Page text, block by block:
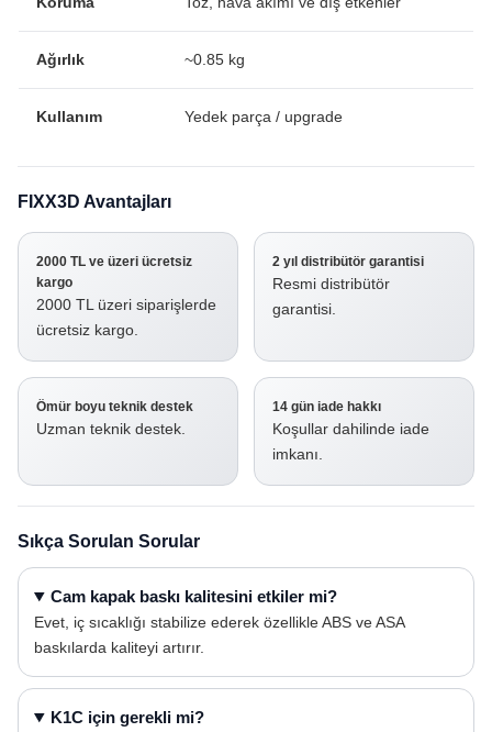
Ağırlık ~0.85 kg
Kullanım Yedek parça / upgrade
FIXX3D Avantajları
2000 TL ve üzeri ücretsiz
kargo
2000 TL üzeri siparişlerde
ücretsiz kargo.
2 yıl distribütör garantisi
Resmi distribütör
garantisi.
Ömür boyu teknik destek
Uzman teknik destek.
14 gün iade hakkı
Koşullar dahilinde iade
imkanı.
Sıkça Sorulan Sorular
Cam kapak baskı kalitesini etkiler mi?
Evet, iç sıcaklığı stabilize ederek özellikle ABS ve ASA
baskılarda kaliteyi artırır.
K1C için gerekli mi?